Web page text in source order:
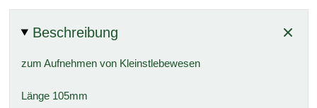
Beschreibung
zum Aufnehmen von Kleinstlebewesen
Länge 105mm